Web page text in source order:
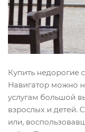
Купить недорогие
Навигатор можно
услугам большой
взрослых и детей.
или,